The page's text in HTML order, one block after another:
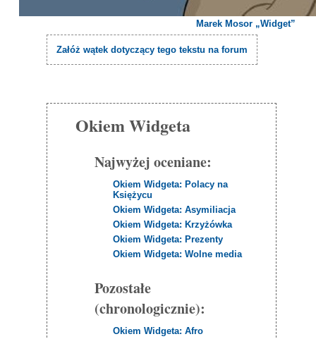
Marek Mosor „Widget”
Załóż wątek dotyczący tego tekstu na forum
Okiem Widgeta
Najwyżej oceniane:
Okiem Widgeta: Polacy na
Księżycu
Okiem Widgeta: Asymiliacja
Okiem Widgeta: Krzyżówka
Okiem Widgeta: Prezenty
Okiem Widgeta: Wolne media
Pozostałe
(chronologicznie):
Okiem Widgeta: Afro